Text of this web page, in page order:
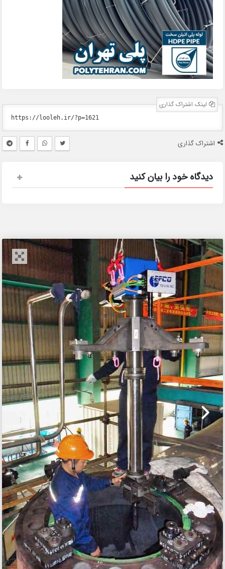
لینک اشتراک گذاری
اشتراک گذاری
دیدگاه خود را بیان کنید